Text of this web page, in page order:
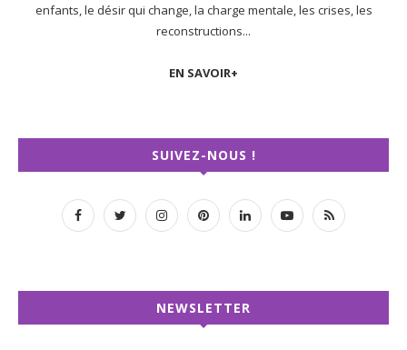
enfants, le désir qui change, la charge mentale, les crises, les
reconstructions...
EN SAVOIR+
SUIVEZ-NOUS !
NEWSLETTER